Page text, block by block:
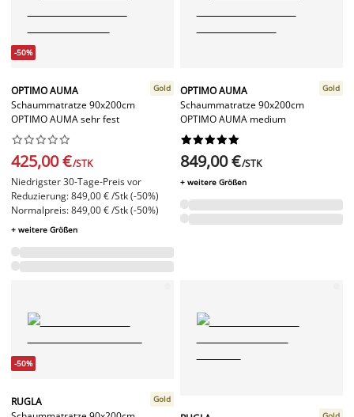
-50%
OPTIMO AUMA
Schaummatratze 90x200cm
OPTIMO AUMA sehr fest
Gold






425,00 €/STK
Niedrigster 30-Tage-Preis vor
Reduzierung: 849,00 € /Stk (-50%)
Normalpreis: 849,00 € /Stk (-50%)
+ weitere Größen
OPTIMO AUMA
Schaummatratze 90x200cm
OPTIMO AUMA medium
Gold






849,00 €/STK
+ weitere Größen
-50%
RUGLA
Gold